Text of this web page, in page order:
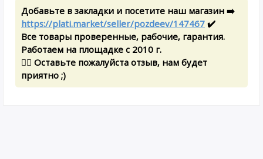
Добавьте в закладки и посетите наш магазин ➡️
https://plati.market/seller/pozdeev/147467 ✔️
Все товары проверенные, рабочие, гарантия.
Работаем на площадке с 2010 г.
✍🏻 Оставьте пожалуйста отзыв, нам будет
приятно ;)